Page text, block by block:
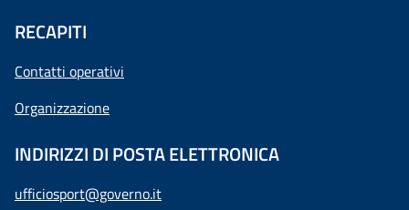
RECAPITI
Contatti operativi
Organizzazione
INDIRIZZI DI POSTA ELETTRONICA
ufficiosport@governo.it